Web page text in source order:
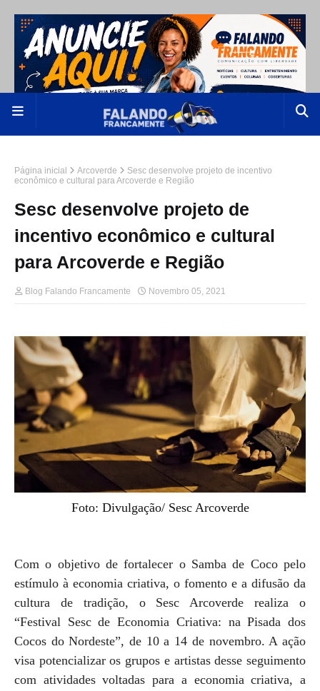
Página inicial Arcoverde
Sesc desenvolve projeto de incentivo
econômico e cultural para Arcoverde e Região
Sesc desenvolve projeto de
incentivo econômico e cultural
para Arcoverde e Região
Blog Falando Francamente Novembro 05, 2021
Foto: Divulgação/ Sesc Arcoverde
Com o objetivo de fortalecer o Samba de Coco pelo
estímulo à economia criativa, o fomento e a difusão da
cultura de tradição, o Sesc Arcoverde realiza o
“Festival Sesc de Economia Criativa: na Pisada dos
Cocos do Nordeste”, de 10 a 14 de novembro. A ação
visa potencializar os grupos e artistas desse seguimento
com atividades voltadas para a economia criativa, a